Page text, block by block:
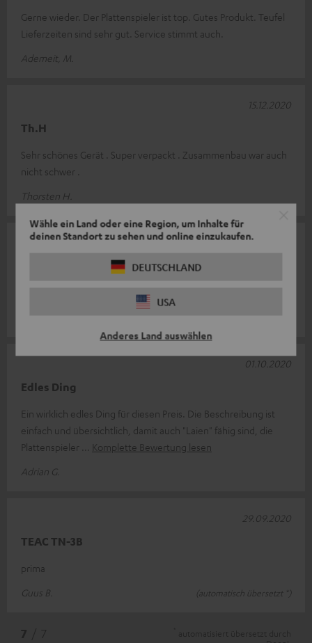
Wähle ein Land oder eine Region, um Inhalte für
deinen Standort zu sehen und online einzukaufen.
DEUTSCHLAND
USA
Anderes Land auswählen
Gerne wieder. Der Plattenspieler ist top. Gutes Produkt. Teufel
Lieferzeiten sind sehr gut. Service stimmt auch.
Ademeit, M.
Th.H
Sehr schönes Gerät . Super verpackt . Zusammenbau war auch
nicht schwer .
Thorsten H.
15.12.2020
Schallplattenspieler
Schick und super Leistung. Perfekter Schallplattenspieler.
08.12.2020
Edles Ding
Ein wirklich edles Ding für diesen Preis. Die Beschreibung ist
einfach und übersichtlich, damit auch "Laien" fähig sind, die
Plattenspieler
Komplette Bewertung lesen
Adrian G.
01.10.2020
TEAC TN-3B
prima
Guus B.
(automatisch übersetzt *)
29.09.2020